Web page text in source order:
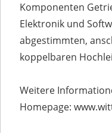
Komponenten
Elektronik und
abgestimmten,
koppelbaren
Weitere
Homepage: